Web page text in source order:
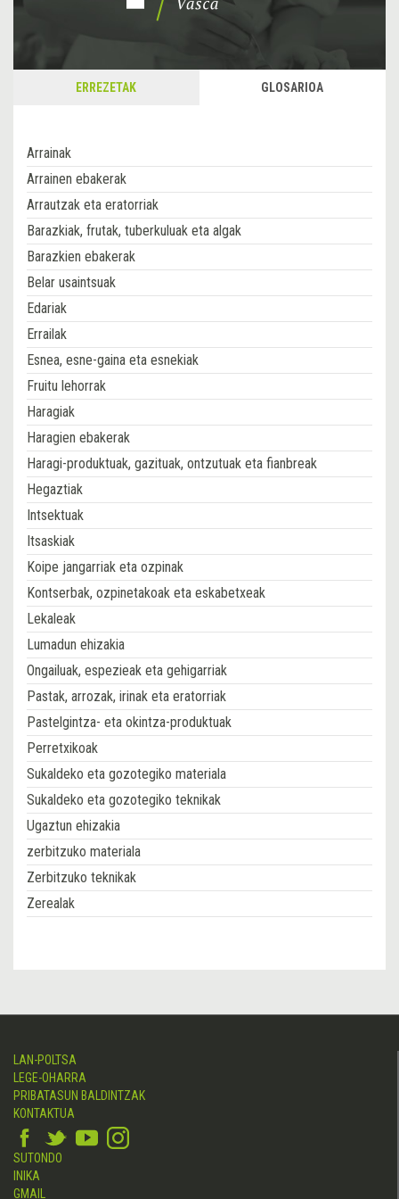
ERREZETAK GLOSARIOA
Arrainak
Arrainen ebakerak
Arrautzak eta eratorriak
Barazkiak, frutak, tuberkuluak eta algak
Barazkien ebakerak
Belar usaintsuak
Edariak
Errailak
Esnea, esne-gaina eta esnekiak
Fruitu lehorrak
Haragiak
Haragien ebakerak
Haragi-produktuak, gazituak, ontzutuak eta fianbreak
Hegaztiak
Intsektuak
Itsaskiak
Koipe jangarriak eta ozpinak
Kontserbak, ozpinetakoak eta eskabetxeak
Lekaleak
Lumadun ehizakia
Ongailuak, espezieak eta gehigarriak
Pastak, arrozak, irinak eta eratorriak
Pastelgintza- eta okintza-produktuak
Perretxikoak
Sukaldeko eta gozotegiko materiala
Sukaldeko eta gozotegiko teknikak
Ugaztun ehizakia
zerbitzuko materiala
Zerbitzuko teknikak
Zerealak
LAN-POLTSA
LEGE-OHARRA
PRIBATASUN BALDINTZAK
KONTAKTUA
SUTONDO
INIKA
GMAIL